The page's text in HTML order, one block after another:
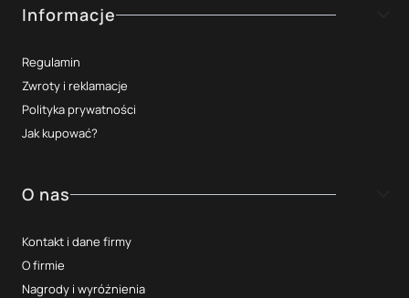
Informacje
Regulamin
Zwroty i reklamacje
Polityka prywatności
Jak kupować?
O nas
Kontakt i dane firmy
O firmie
Nagrody i wyróżnienia